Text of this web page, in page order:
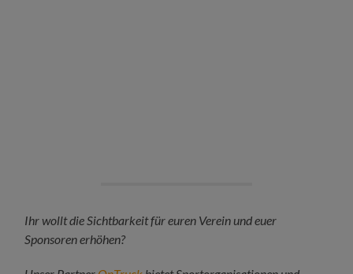
Ihr wollt die Sichtbarkeit für euren Verein und euer
Sponsoren erhöhen?